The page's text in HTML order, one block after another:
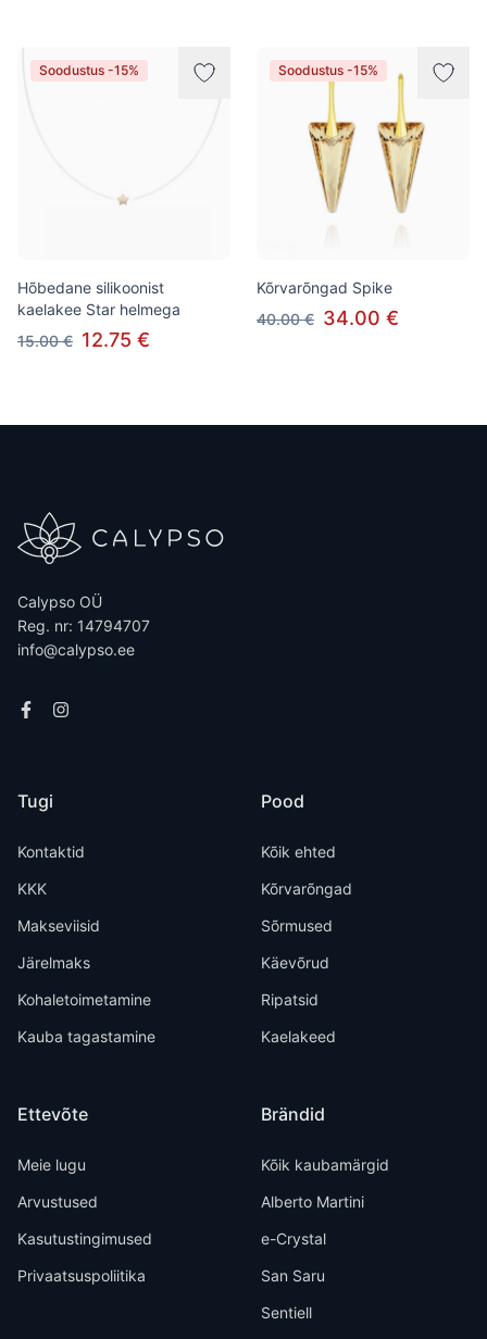
Soodustus -15%
Hõbedane silikoonist
kaelakee Star helmega
15.00 € 12.75 €
Soodustus -15%
Kõrvarõngad Spike
40.00 € 34.00 €
Calypso OÜ
Reg. nr: 14794707
info@calypso.ee
Tugi
Kontaktid
KKK
Makseviisid
Järelmaks
Kohaletoimetamine
Kauba tagastamine
Ettevõte
Meie lugu
Arvustused
Kasutustingimused
Privaatsuspoliitika
Pood
Kõik ehted
Kõrvarõngad
Sõrmused
Käevõrud
Ripatsid
Kaelakeed
Brändid
Kõik kaubamärgid
Alberto Martini
e-Crystal
San Saru
Sentiell